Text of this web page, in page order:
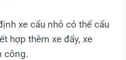
xe cẩu nhỏ có thể cẩu
hợp thêm xe đẩy, xe
công.